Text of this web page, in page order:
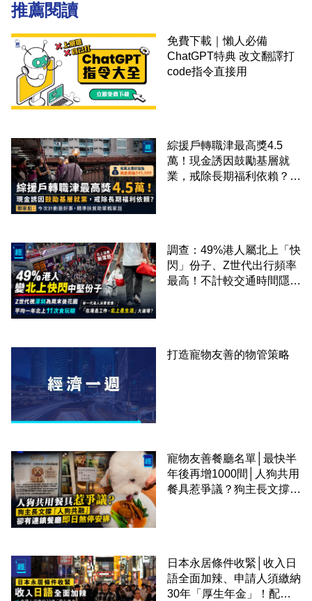
推薦閱讀
免費下載｜懶人必備
ChatGPT特典 改文翻譯打
code指令直接用
綜援戶轉職津最高獎4.5
萬！現金誘因鼓勵基層就
業，戒除長期福利依賴？鄧
調查：49%港人屬北上「快
閃」份子、Z世代出行頻率
最高！不計較交通時間隱形
打造寵物友善的物管策略
寵物友善餐廳名單│最快半
年後再增1000間│人狗共用
餐具惹爭議？狗主長文撐
日本永居條件收緊│收入日
語全面加辣、申請人須繳納
30年「厚生年金」！配偶